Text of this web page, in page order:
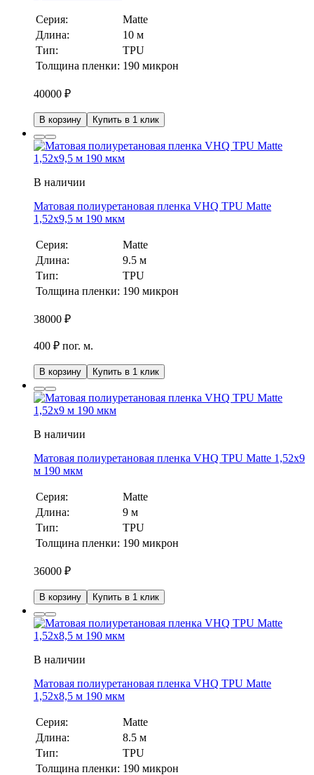
Серия:
Matte
Длина:
10 м
Тип:
TPU
Толщина пленки: 190 микрон
40000 ₽
В корзину Купить в 1 клик
В наличии
Матовая полиуретановая пленка VHQ TPU Matte
1,52х9,5 м 190 мкм
Серия:
Matte
Длина:
9.5 м
Тип:
TPU
Толщина пленки: 190 микрон
38000 ₽
400 ₽ пог. м.
В корзину Купить в 1 клик
В наличии
Матовая полиуретановая пленка VHQ TPU Matte 1,52х9
м 190 мкм
Серия:
Matte
Длина:
9 м
Тип:
TPU
Толщина пленки: 190 микрон
36000 ₽
В корзину Купить в 1 клик
В наличии
Матовая полиуретановая пленка VHQ TPU Matte
1,52х8,5 м 190 мкм
Серия:
Matte
Длина:
8.5 м
Тип:
TPU
Толщина пленки: 190 микрон